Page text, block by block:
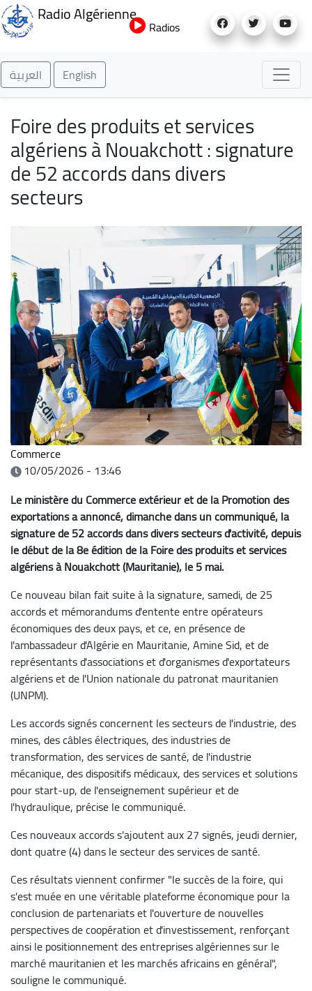
au
Radio Algérienne
Radios
العربية English
Foire des produits et services
algériens à Nouakchott : signature
de 52 accords dans divers
secteurs
Commerce
10/05/2026 - 13:46
Le ministère du Commerce extérieur et de la Promotion des
exportations a annoncé, dimanche dans un communiqué, la
signature de 52 accords dans divers secteurs d'activité, depuis
le début de la 8e édition de la Foire des produits et services
algériens à Nouakchott (Mauritanie), le 5 mai.
Ce nouveau bilan fait suite à la signature, samedi, de 25
accords et mémorandums d'entente entre opérateurs
économiques des deux pays, et ce, en présence de
l'ambassadeur d'Algérie en Mauritanie, Amine Sid, et de
représentants d'associations et d'organismes d'exportateurs
algériens et de l'Union nationale du patronat mauritanien
(UNPM).
Les accords signés concernent les secteurs de l'industrie, des
mines, des câbles électriques, des industries de
transformation, des services de santé, de l'industrie
mécanique, des dispositifs médicaux, des services et solutions
pour start-up, de l'enseignement supérieur et de
l'hydraulique, précise le communiqué.
Ces nouveaux accords s'ajoutent aux 27 signés, jeudi dernier,
dont quatre (4) dans le secteur des services de santé.
Ces résultats viennent confirmer "le succès de la foire, qui
s'est muée en une véritable plateforme économique pour la
conclusion de partenariats et l'ouverture de nouvelles
perspectives de coopération et d'investissement, renforçant
ainsi le positionnement des entreprises algériennes sur le
marché mauritanien et les marchés africains en général",
souligne le communiqué.